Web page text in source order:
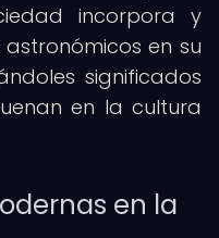
incorpora y
en su
significados
en la cultura
en la